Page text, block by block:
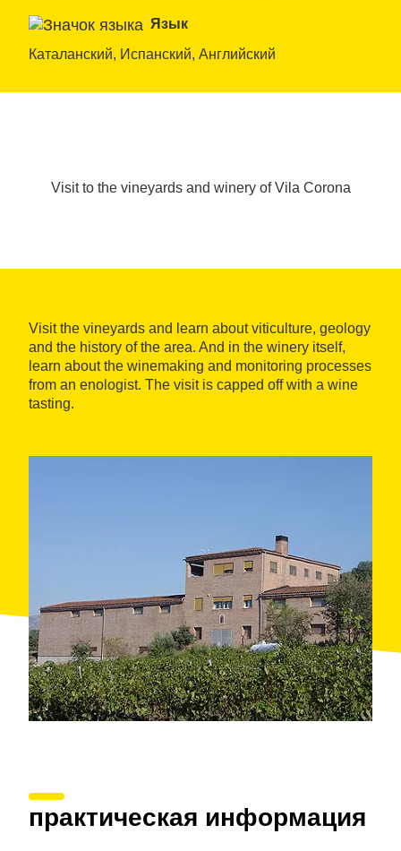
Язык
Каталанский, Испанский, Английский
Visit to the vineyards and winery of Vila Corona
Visit the vineyards and learn about viticulture, geology
and the history of the area. And in the winery itself,
learn about the winemaking and monitoring processes
from an enologist. The visit is capped off with a wine
tasting.
практическая информация